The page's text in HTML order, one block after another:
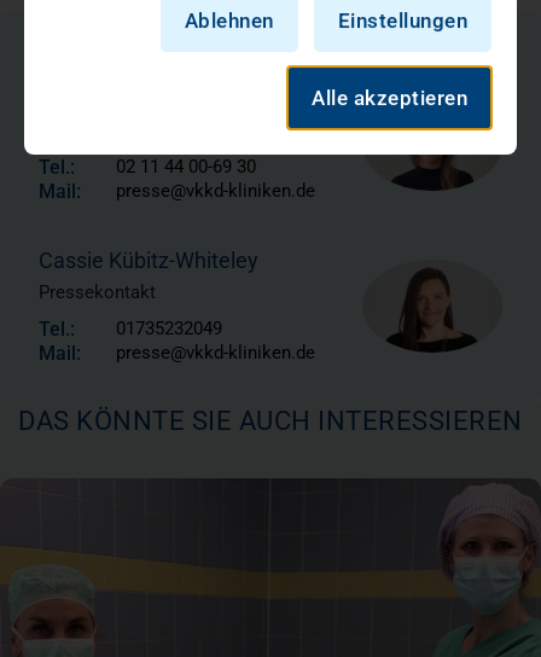
Ihr Kontakt zur Pressestelle
Tel.: 02 11 44 00-69 30
Mail: presse@vkkd-kliniken.de
Cassie Kübitz-Whiteley
Pressekontakt
Tel.: 01735232049
Mail: presse@vkkd-kliniken.de
DAS KÖNNTE SIE AUCH INTERESSIEREN
Ablehnen Einstellungen
Alle akzeptieren